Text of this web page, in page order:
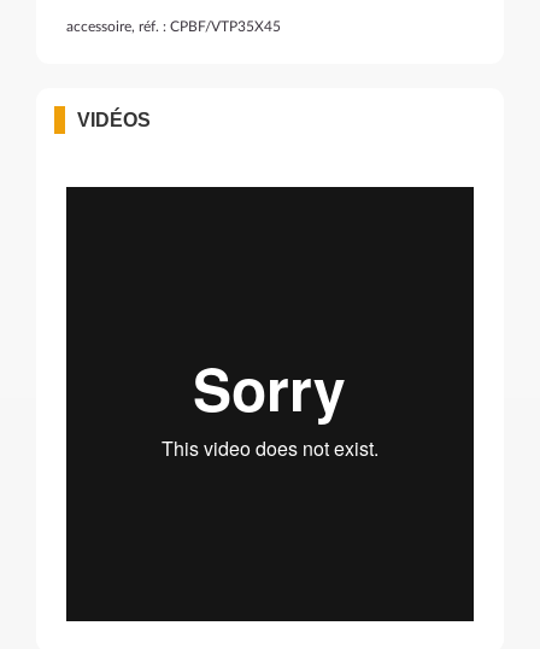
accessoire, réf. : CPBF/VTP35X45
VIDÉOS